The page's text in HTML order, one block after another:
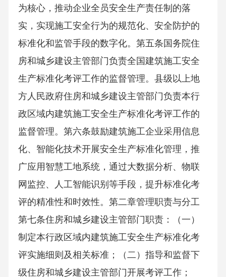
为核心，推动企业全员安全生产责任制的落
实，实现施工安全行为的规范化、安全防护的
标准化和监管手段的数字化。第五条国务院住
房和城乡建设主管部门负责全国建筑施工安全
生产标准化考评工作的监督管理。县级以上地
方人民政府住房和城乡建设主管部门负责本行
政区域内建筑施工安全生产标准化考评工作的
监督管理。第六条鼓励建筑施工企业采用信息
化、智能化技术开展安全生产标准化管理，推
广应用智慧工地系统，通过大数据分析、物联
网监控、人工智能识别等手段，提升标准化考
评的精准性和时效性。第二章管理职责与分工
第七条住房和城乡建设主管部门职责：（一）
制定本行政区域内建筑施工安全生产标准化考
评实施细则及相关标准；（二）指导和监督下
级住房和城乡建设主管部门开展考评工作；